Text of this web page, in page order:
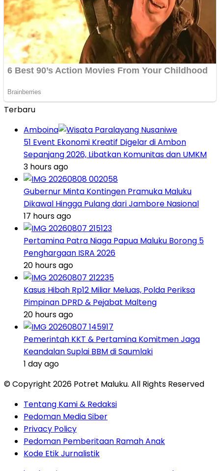
Terbaru
Amboina
51 Event Ekonomi Kreatif Digelar di Ambon
Sepanjang 2026, Libatkan Komunitas dan UMKM
3 hours ago
Gubernur Minta Kontingen Pramuka Maluku
Dikawal Hingga Pulang dari Jambore Nasional
17 hours ago
Pertamina Patra Niaga Papua Maluku Borong 5
Penghargaan ISRA 2026
20 hours ago
Kasus Hibah Rp12 Miliar Meluas, Polda Periksa
Pimpinan DPRD & Pejabat Malteng
20 hours ago
Pemerintah KKT & Pertamina Komitmen Jaga
Keandalan Suplai BBM di Saumlaki
1 day ago
© Copyright 2026 Potret Maluku. All Rights Reserved
Tentang Kami & Redaksi
Pedoman Media Siber
Privacy Policy
Pedoman Pemberitaan Ramah Anak
Kode Etik Jurnalistik